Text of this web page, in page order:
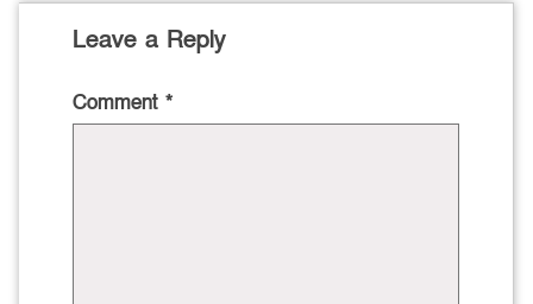
Leave a Reply
Comment *